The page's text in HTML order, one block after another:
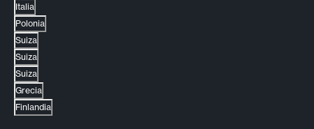
Italia
Polonia
Suiza
Suiza
Suiza
Grecia
Finlandia